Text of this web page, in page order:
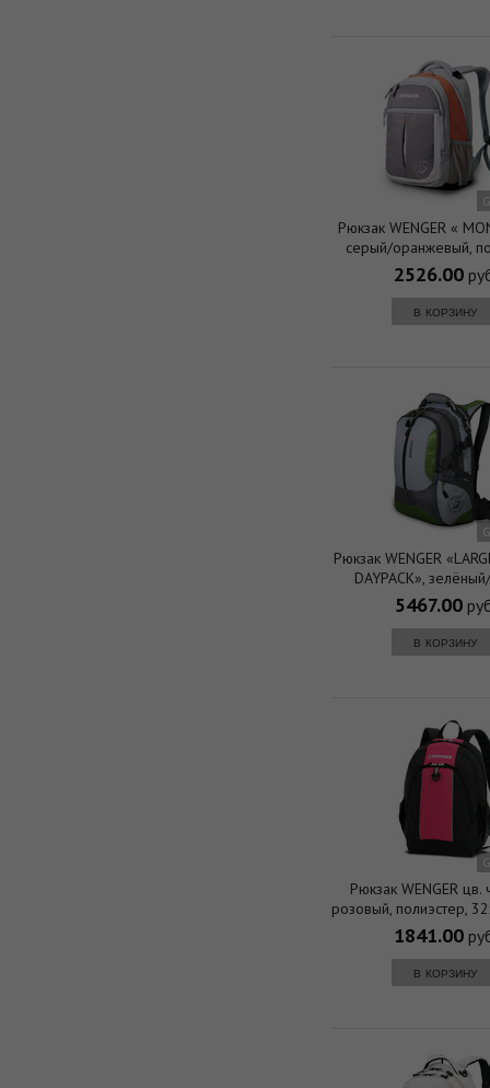
Рюкзак WENGER «
серый/оранжевый,
600D, 32х15х45
2526.00
в корзину
Рюкзак WENGER
DAYPACK»,
полиэстер 1200D,
30л.
5467.00
в корзину
Рюкзак WENGER
розовый, полиэстер,
(20л.)
1841.00
в корзину